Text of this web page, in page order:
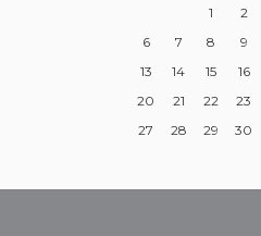
1
2
6
7 8 9
13
14 15 16
20
21 22 23
27
28 29 30